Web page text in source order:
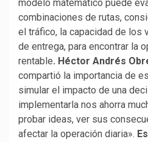
modelo matemático puede
combinaciones de rutas,
el tráfico, la capacidad de los
de entrega, para encontrar la
rentable. Héctor Andrés
compartió la importancia de
simular el impacto de una
implementarla nos ahorra
probar ideas, ver sus
afectar la operación diaria».